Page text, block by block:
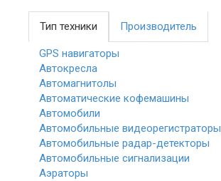
Тип техники Производитель
GPS навигаторы
Автокресла
Автомагнитолы
Автоматические кофемашины
Автомобили
Автомобильные видеорегистраторы
Автомобильные радар-детекторы
Автомобильные сигнализации
Аэраторы